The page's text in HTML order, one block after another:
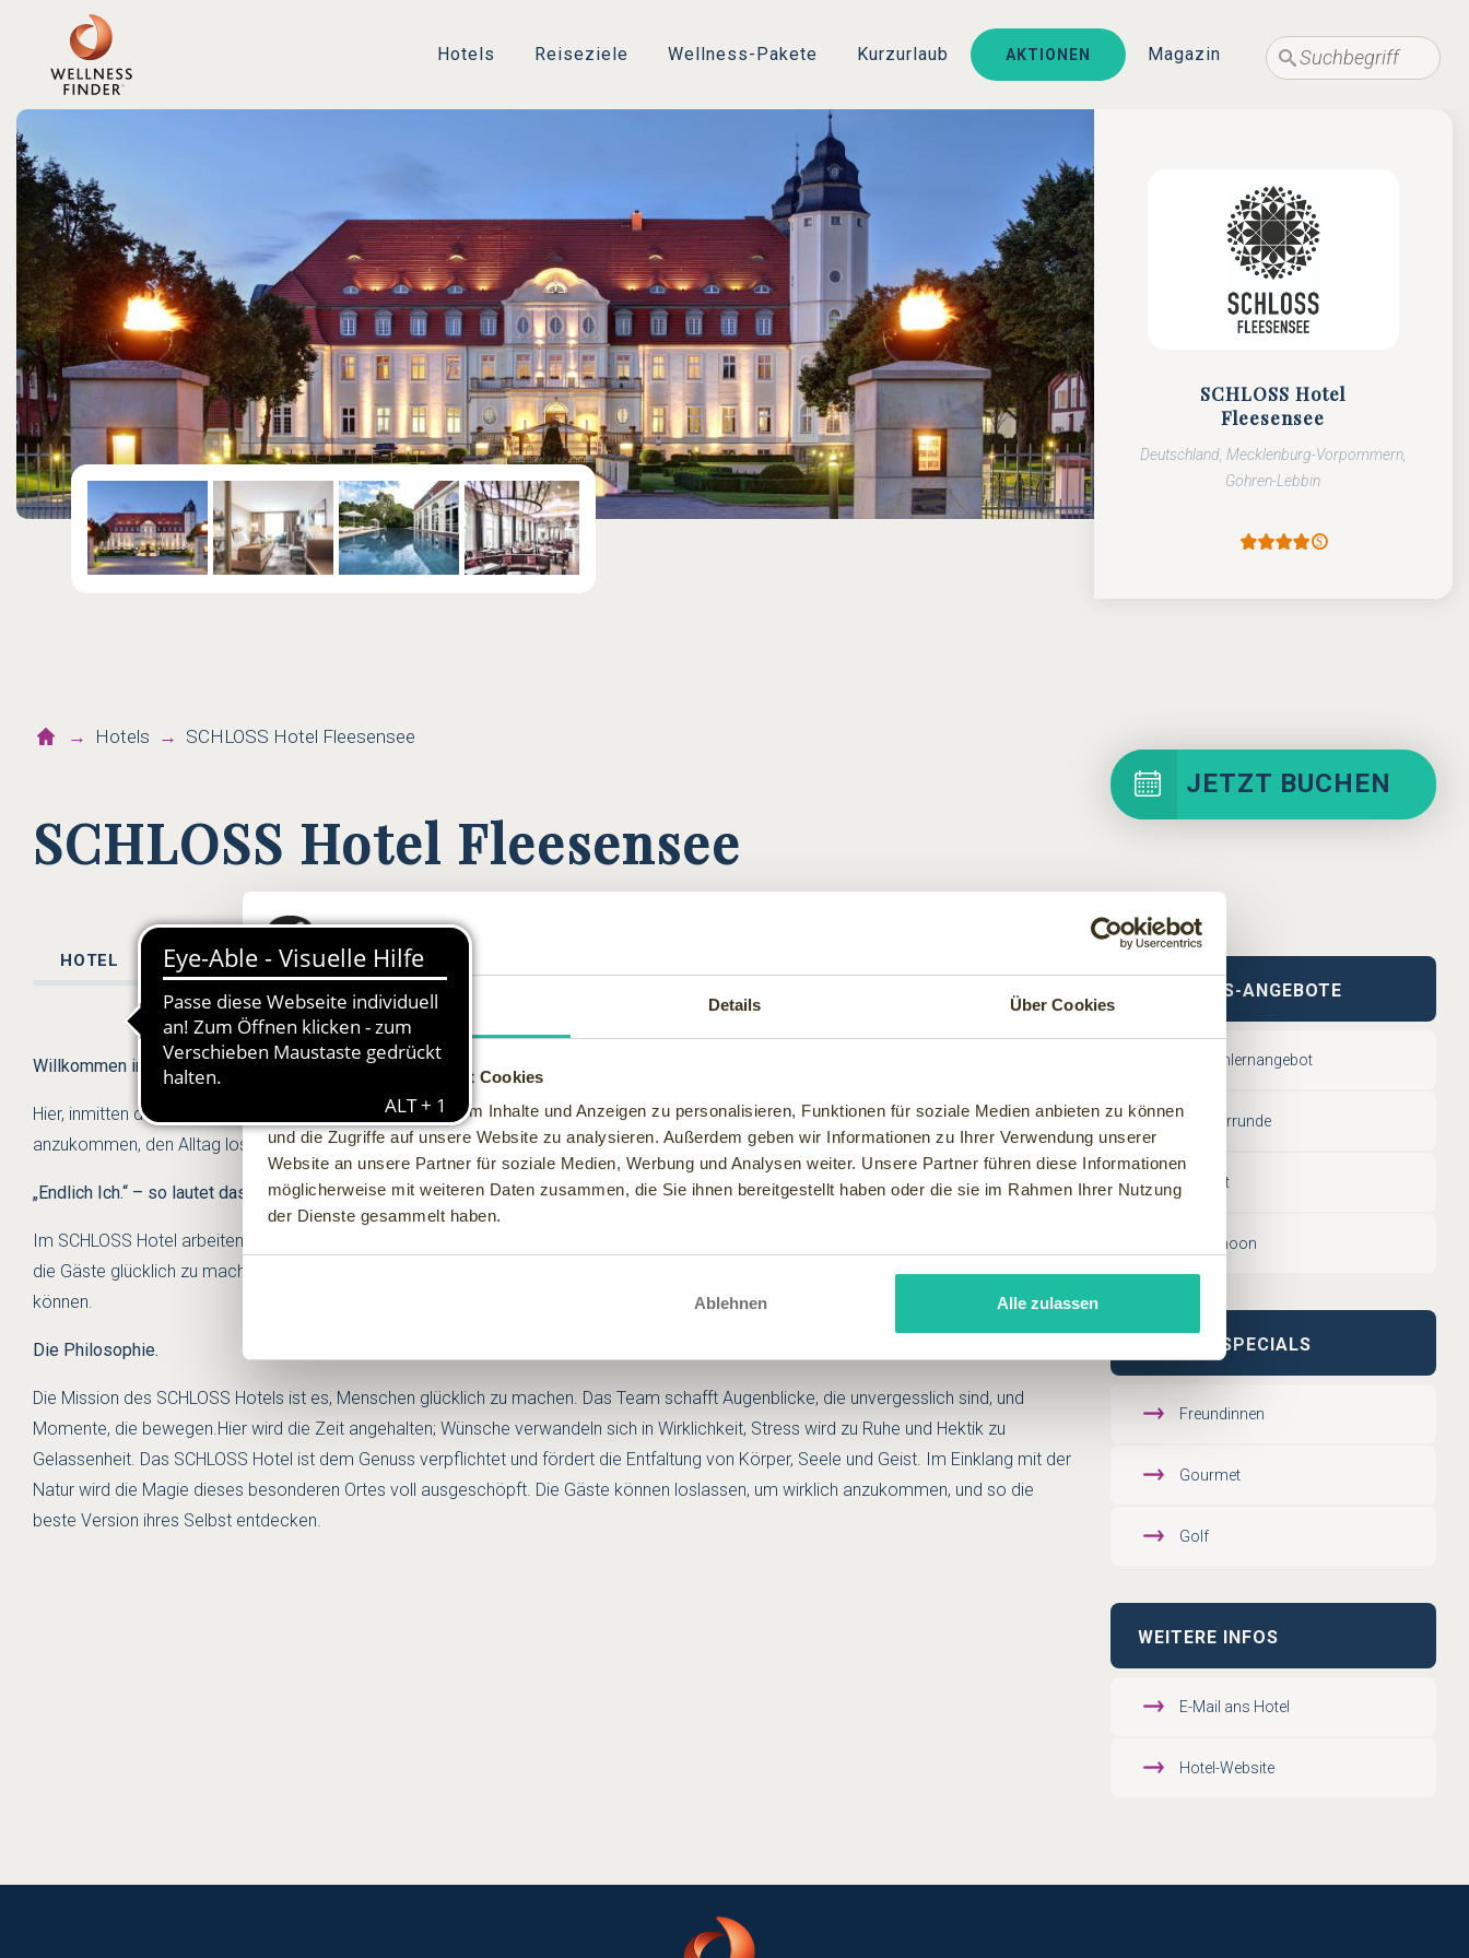
Zustimmung Details Über Cookies
Diese Webseite verwendet Cookies
Wir verwenden Cookies, um Inhalte und Anzeigen zu personalisieren, Funktionen für soziale Medien anbieten zu können
und die Zugriffe auf unsere Website zu analysieren. Außerdem geben wir Informationen zu Ihrer Verwendung unserer
Website an unsere Partner für soziale Medien, Werbung und Analysen weiter. Unsere Partner führen diese Informationen
möglicherweise mit weiteren Daten zusammen, die Sie ihnen bereitgestellt haben oder die sie im Rahmen Ihrer Nutzung
der Dienste gesammelt haben.
Ablehnen Alle zulassen
Hotels Reiseziele Wellness-Pakete Kurzurlaub AKTIONEN Magazin
Suche
Suche
SCHLOSS Hotel
Fleesensee
Deutschland, Mecklenburg-Vorpommern,
Göhren-Lebbin
Hotels SCHLOSS Hotel Fleesensee
SCHLOSS Hotel Fleesensee
HOTEL ZIMMER WELLNESS
Willkommen im SCHLOSS Hotel.
Hier, inmitten der Ruhe und Abgeschiedenheit einer einzigartigen Natur, bietet sich die Gelegenheit, in einer exklusiven Umgebung
anzukommen, den Alltag loszulassen und neue Kraft zu tanken. Die Zeit hier lädt zum Genießen ein.
„Endlich Ich.“ – so lautet das Motto und der Leitsatz dieses Hauses.
Im SCHLOSS Hotel arbeiten besondere Menschen mit außergewöhnlichen Fähigkeiten und dem starken Willen, Großartiges zu leisten und
die Gäste glücklich zu machen. Das „Endlich Ich.“-Gefühl entfaltet hier eine magische Anziehungskraft, der sich die Gäste kaum entziehen
können.
Die Philosophie.
Die Mission des SCHLOSS Hotels ist es, Menschen glücklich zu machen. Das Team schafft Augenblicke, die unvergesslich sind, und
Momente, die bewegen.Hier wird die Zeit angehalten; Wünsche verwandeln sich in Wirklichkeit, Stress wird zu Ruhe und Hektik zu
Gelassenheit. Das SCHLOSS Hotel ist dem Genuss verpflichtet und fördert die Entfaltung von Körper, Seele und Geist. Im Einklang mit der
Natur wird die Magie dieses besonderen Ortes voll ausgeschöpft. Die Gäste können loslassen, um wirklich anzukommen, und so die
beste Version ihres Selbst entdecken.
JETZT BUCHEN
WELLNESS-ANGEBOTE
Kennenlernangebot
Männerrunde
Ich-Zeit
Babymoon
THEMEN SPECIALS
Freundinnen
Gourmet
Golf
WEITERE INFOS
E-Mail ans Hotel
Hotel-Website